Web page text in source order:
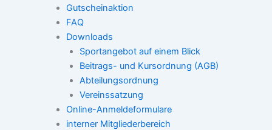
Gutscheinaktion
FAQ
Downloads
Sportangebot auf einem Blick
Beitrags- und Kursordnung (AGB)
Abteilungsordnung
Vereinssatzung
Online-Anmeldeformulare
interner Mitgliederbereich